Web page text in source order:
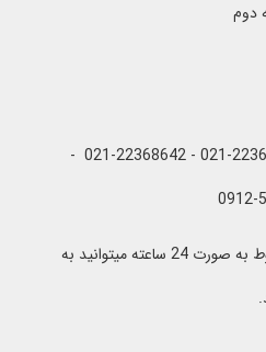
دوم
021-22065033 - 021-22368641 - 021-22368642 -
در صورت ایراد یا اشغال خطوط به صورت 24 ساعته میتوانید به